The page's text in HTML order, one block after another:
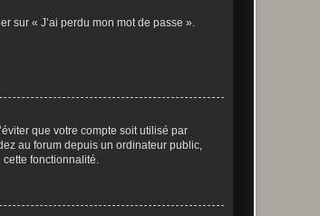
sur « J’ai perdu mon mot de passe ».
que votre compte soit utilisé par
au forum depuis un ordinateur public,
cette fonctionnalité.